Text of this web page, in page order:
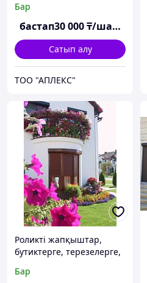
Бар
бастап30 000₸/шаршы м
Сатып алу
ТОО "АПЛЕКС"
Роликті жапқыштар,
бутиктерге, терезелерге,
жапқыштар
Бар